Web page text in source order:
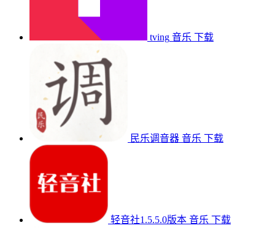
tving 音乐 下载
民乐调音器 音乐 下载
轻音社1.5.5.0版本 音乐 下载